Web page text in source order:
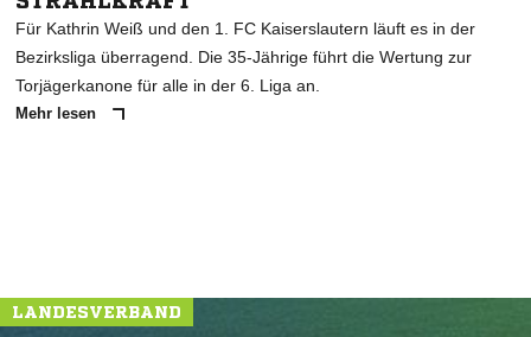
Für Kathrin Weiß und den 1. FC Kaiserslautern läuft es in der
Bezirksliga überragend. Die 35-Jährige führt die Wertung zur
Torjägerkanone für alle in der 6. Liga an.
Mehr lesen
LANDESVERBAND